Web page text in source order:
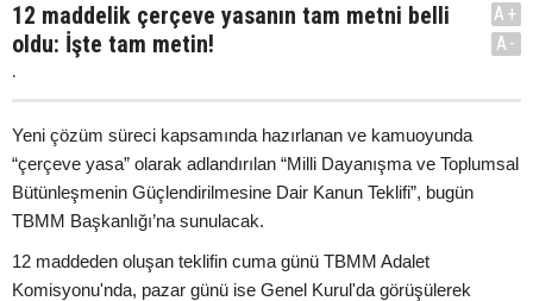
12 maddelik çerçeve yasanın tam metni belli
oldu: İşte tam metin!
.
A+
A-
Yeni çözüm süreci kapsamında hazırlanan ve kamuoyunda
“çerçeve yasa” olarak adlandırılan “Milli Dayanışma ve Toplumsal
Bütünleşmenin Güçlendirilmesine Dair Kanun Teklifi”, bugün
TBMM Başkanlığı’na sunulacak.
12 maddeden oluşan teklifin cuma günü TBMM Adalet
Komisyonu'nda, pazar günü ise Genel Kurul'da görüşülerek